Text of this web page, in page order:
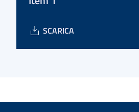
SCARICA